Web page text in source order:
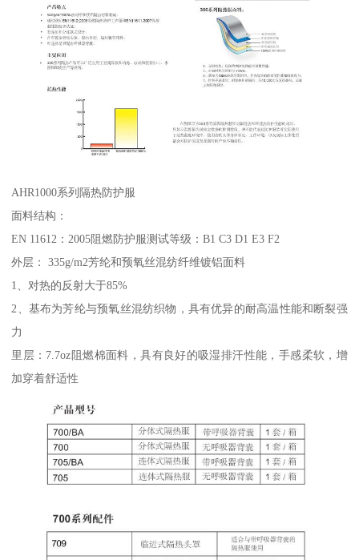
AHR1000系列隔热防护服
面料结构：
EN 11612：2005阻燃防护服测试等级：B1 C3 D1 E3 F2
外层： 335g/m2芳纶和预氧丝混纺纤维镀铝面料
1、对热的反射大于85%
2、基布为芳纶与预氧丝混纺织物，具有优异的耐高温性能和断裂强
力
里层：7.7oz阻燃棉面料，具有良好的吸湿排汗性能，手感柔软，增
加穿着舒适性